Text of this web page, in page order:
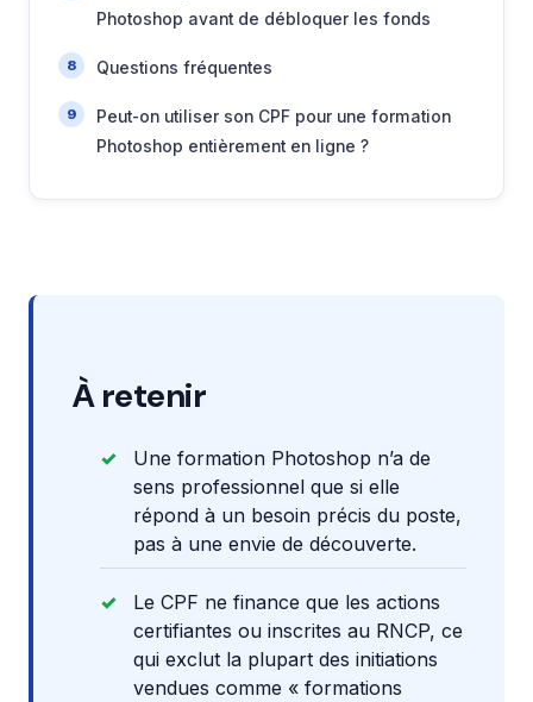
Photoshop avant de débloquer les fonds
Questions fréquentes
Peut-on utiliser son CPF pour une formation
Photoshop entièrement en ligne ?
À retenir
Une formation Photoshop n’a de
sens professionnel que si elle
répond à un besoin précis du poste,
pas à une envie de découverte.
Le CPF ne finance que les actions
certifiantes ou inscrites au RNCP, ce
qui exclut la plupart des initiations
vendues comme « formations